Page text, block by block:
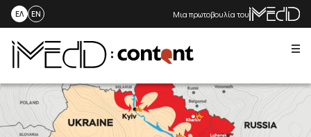
Skip
to
content
ΕΛ EN Μια πρωτοβουλία του